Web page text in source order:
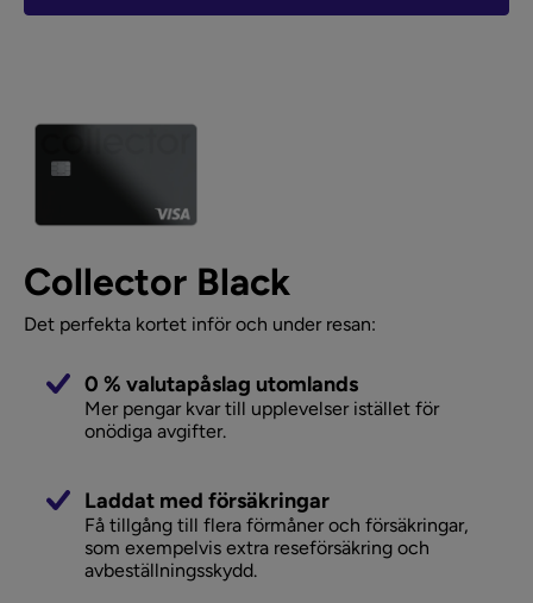
Collector Black
Det perfekta kortet inför och under resan:
0 % valutapåslag utomlands
Mer pengar kvar till upplevelser istället för
onödiga avgifter.
Laddat med försäkringar
Få tillgång till flera förmåner och försäkringar,
som exempelvis extra reseförsäkring och
avbeställningsskydd.